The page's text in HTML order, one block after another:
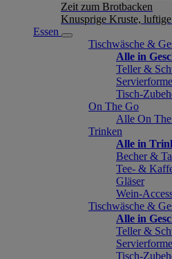
Zeit zum Brotbacken
Knusprige Kruste,
Essen
Tischwäsche &
Alle in
Teller &
Tisch-
On The Go
Alle On The
Trinken
Alle in
Becher &
Tee- &
Gläser
Wein-
Tischwäsche &
Alle in
Teller &
Tisch-